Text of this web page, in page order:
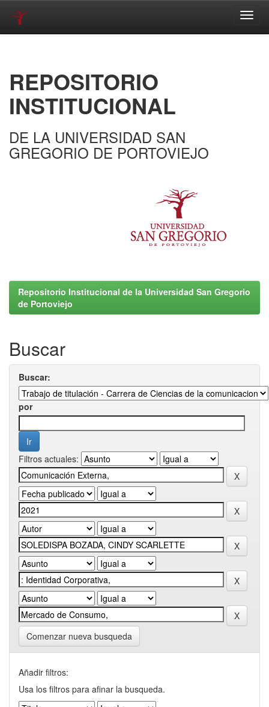
REPOSITORIO
INSTITUCIONAL
DE LA UNIVERSIDAD SAN
GREGORIO DE PORTOVIEJO
Repositorio Institucional de la Universidad San Gregorio
de Portoviejo
Buscar
Buscar:
por
Filtros actuales:
Comenzar nueva busqueda
Añadir filtros:
Usa los filtros para afinar la busqueda.